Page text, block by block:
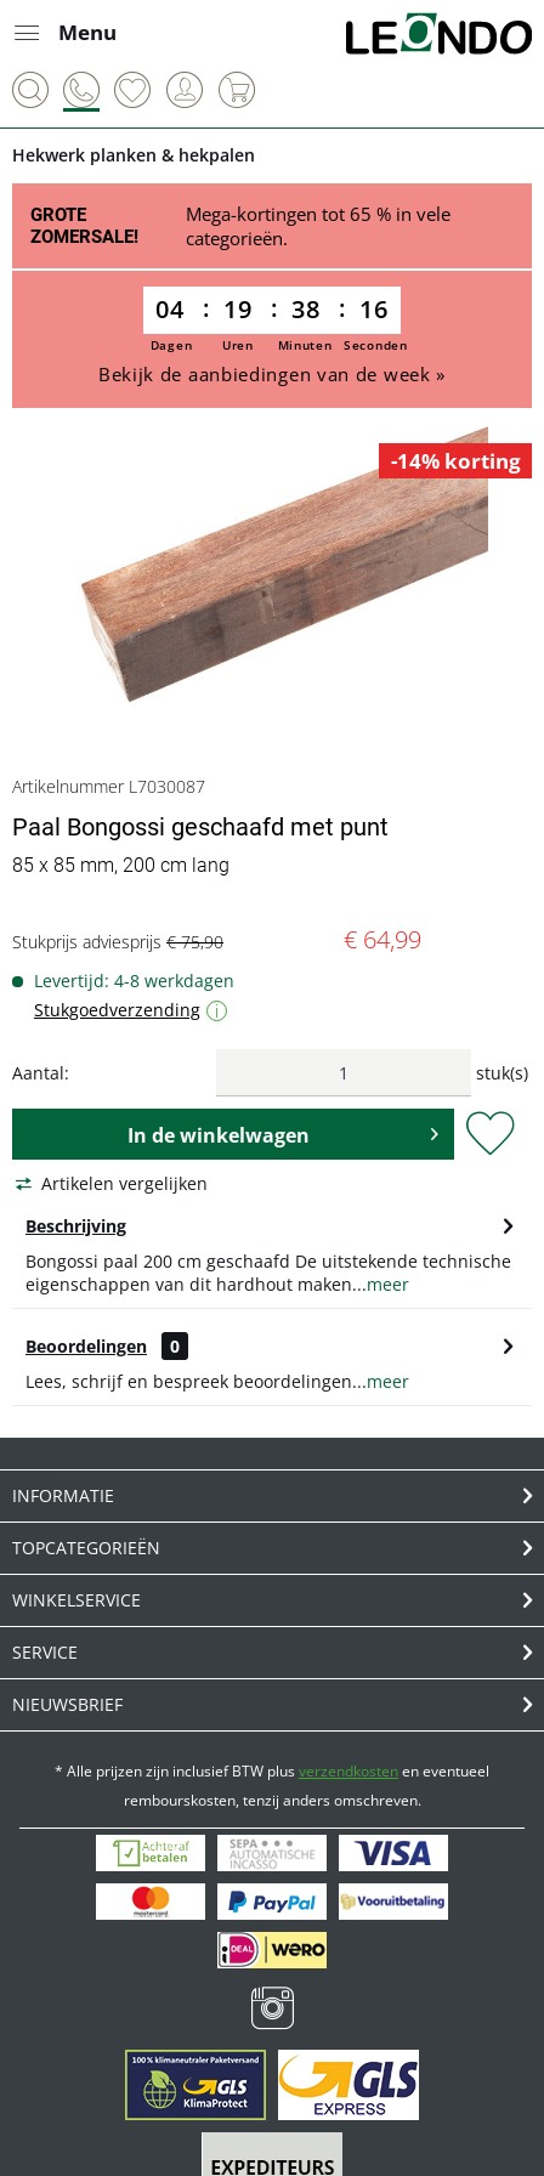
Menu
Hekwerk planken & hekpalen
GROTE
ZOMERSALE!
Mega-kortingen tot 65 % in vele
categorieën.
04 19 38 16
Dagen Uren Minuten Seconden
Bekijk de aanbiedingen van de week »
-14% korting
Artikelnummer L7030087
Paal Bongossi geschaafd met punt
85 x 85 mm, 200 cm lang
Stukprijs adviesprijs € 75,90 € 64,99
Levertijd: 4-8 werkdagen
Stukgoedverzending
i
Aantal: stuk(s)
In dewinkelwagen
Artikelen vergelijken
Beschrijving
Bongossi paal 200 cm geschaafd De uitstekende technische
eigenschappen van dit hardhout maken...meer
Beoordelingen
0
Lees, schrijf en bespreek beoordelingen...meer
INFORMATIE
TOPCATEGORIEËN
WINKELSERVICE
SERVICE
NIEUWSBRIEF
* Alle prijzen zijn inclusief BTW plusverzendkostenen eventueel
rembourskosten, tenzij anders omschreven.